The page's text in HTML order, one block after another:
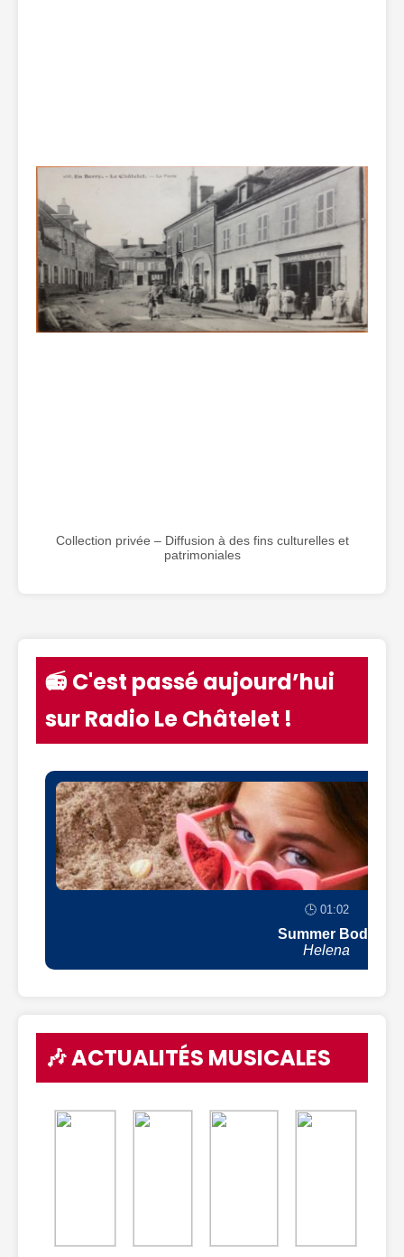
Collection privée – Diffusion à des fins culturelles et
patrimoniales
📻 C'est passé aujourd’hui
sur Radio Le Châtelet !
🕒 01:02
Summer Body
Helena
🎶 ACTUALITÉS MUSICALES